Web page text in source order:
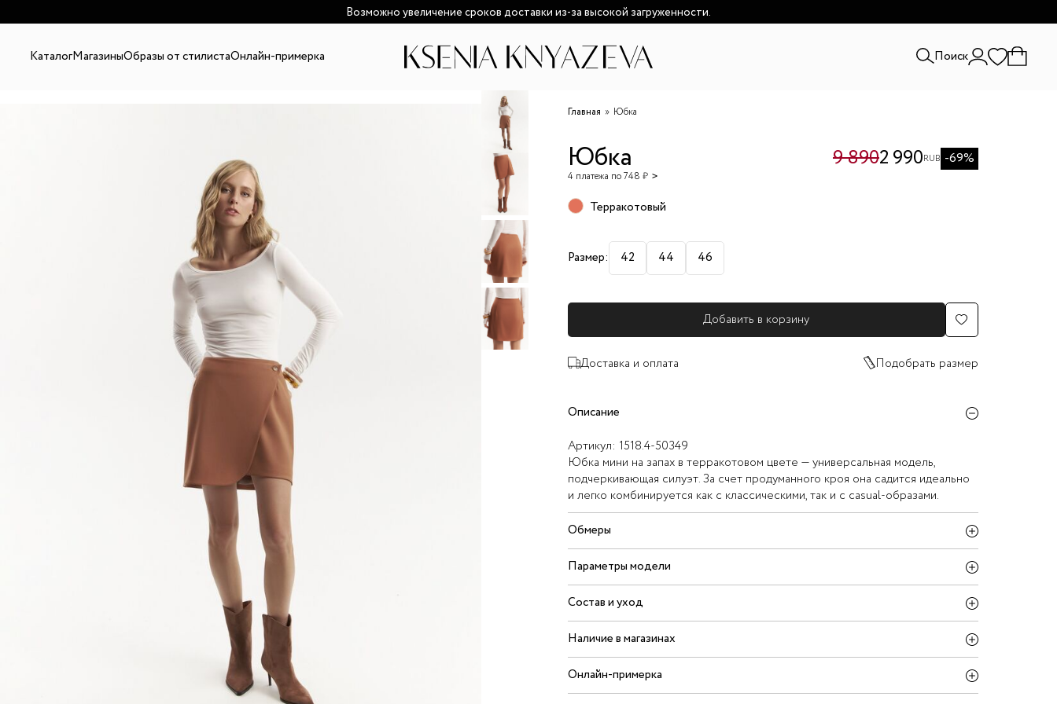
Возможно увеличение сроков доставки из-за высокой загруженности.
КаталогМагазиныОбразы от стилистаОнлайн-примерка Поиск
Главная Юбка
Юбка
4 платежа по 748 ₽
9 8902 990RUB -69%
Терракотовый
Размер: 42 44 46
Добавить в корзину
Доставка и оплата Подобрать размер
Описание
Артикул: 1518.4-50349
Юбка мини на запах в терракотовом цвете — универсальная модель,
подчеркивающая силуэт. За счет продуманного кроя она садится идеально
и легко комбинируется как с классическими, так и с casual-образами.
Обмеры
Параметры модели
Состав и уход
Наличие в магазинах
Онлайн-примерка